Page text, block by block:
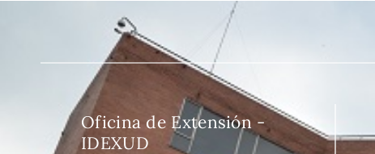
Oficina de Extensión -
IDEXUD